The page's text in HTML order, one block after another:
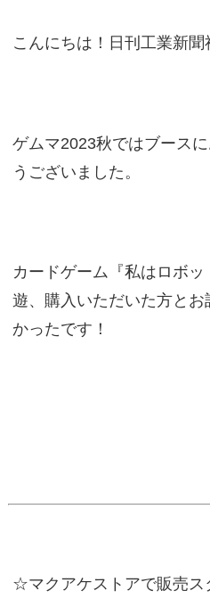
こんにちは！日刊工業新聞
ゲムマ2023秋ではブース
うございました。
カードゲーム『私はロボ
遊、購入いただいた方と
かったです！
☆マクアケストアで販売